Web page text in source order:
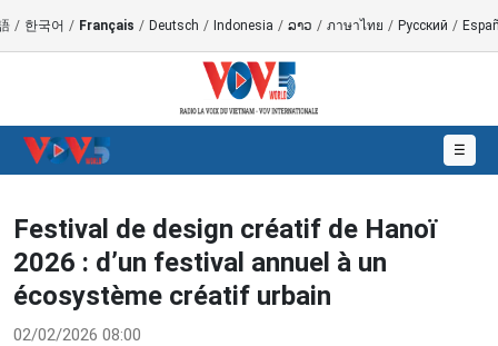
/ 한국어 / Français / Deutsch / Indonesia / ລາວ / ภาษาไทย / Русский /
☰
Festival de design créatif de Hanoï
2026 : d’un festival annuel à un
écosystème créatif urbain
02/02/2026 08:00